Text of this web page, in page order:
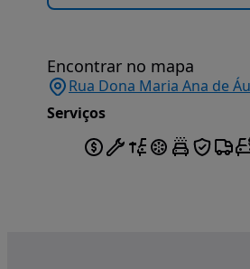
Encontrar no mapa
Rua Dona Maria Ana de
Serviços